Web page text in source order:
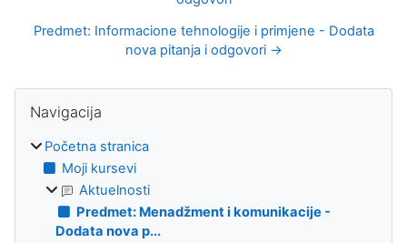
Predmet: Informacione tehnologije i primjene - Dodata
nova pitanja i odgovori →
Blokovi
Navigacija
Početna stranica
Moji kursevi
Aktuelnosti
Predmet: Menadžment i komunikacije -
Dodata nova p...